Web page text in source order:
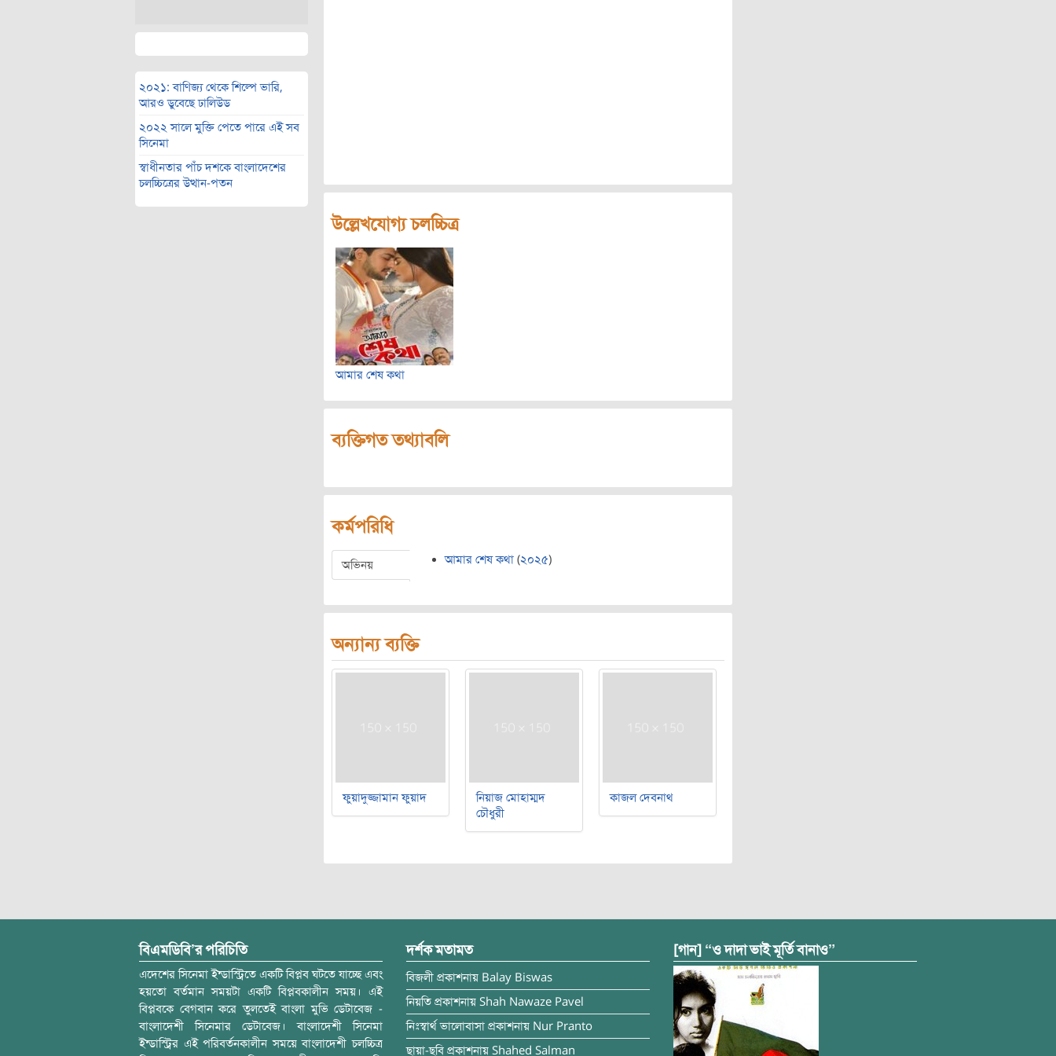
২০২১: বাণিজ্য থেকে শিল্পে ভারি,
আরও ডুবেছে ঢালিউড
২০২২ সালে মুক্তি পেতে পারে এই সব
সিনেমা
স্বাধীনতার পাঁচ দশকে বাংলাদেশের
চলচ্চিত্রের উত্থান-পতন
উল্লেখযোগ্য চলচ্চিত্র
আমার শেষ কথা
ব্যক্তিগত তথ্যাবলি
কর্মপরিধি
অভিনয় আমার শেষ কথা (২০২৫)
অন্যান্য ব্যক্তি
ফুয়াদুজ্জামান ফুয়াদ
নিয়াজ মোহাম্মদ
চৌধুরী
কাজল দেবনাথ
বিএমডিবি’র পরিচিতি
এদেশের সিনেমা ইন্ডাস্ট্রিতে একটি বিপ্লব ঘটতে যাচ্ছে এবং
হয়তো বর্তমান সময়টা একটি বিপ্লবকালীন সময়। এই
বিপ্লবকে বেগবান করে তুলতেই বাংলা মুভি ডেটাবেজ -
বাংলাদেশী সিনেমার ডেটাবেজ। বাংলাদেশী সিনেমা
ইন্ডাস্ট্রির এই পরিবর্তনকালীন সময়ে বাংলাদেশী চলচ্চিত্র
দর্শক মতামত
বিজলী প্রকাশনায় Balay Biswas
নিয়তি প্রকাশনায় Shah Nawaze Pavel
নিঃস্বার্থ ভালোবাসা প্রকাশনায় Nur Pranto
ছায়া-ছবি প্রকাশনায় Shahed Salman
[গান] “ও দাদা ভাই মূর্তি বানাও”